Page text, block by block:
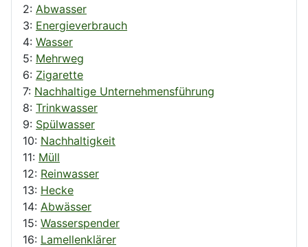
2: Abwasser
3: Energieverbrauch
4: Wasser
5: Mehrweg
6: Zigarette
7: Nachhaltige Unternehmensführung
8: Trinkwasser
9: Spülwasser
10: Nachhaltigkeit
11: Müll
12: Reinwasser
13: Hecke
14: Abwässer
15: Wasserspender
16: Lamellenklärer